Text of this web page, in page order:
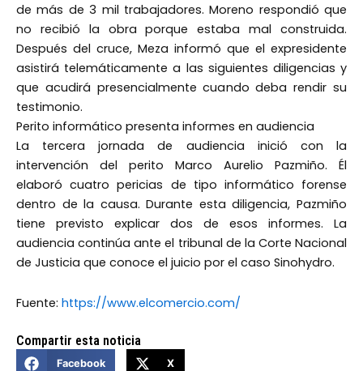
de más de 3 mil trabajadores. Moreno respondió que
no recibió la obra porque estaba mal construida.
Después del cruce, Meza informó que el expresidente
asistirá telemáticamente a las siguientes diligencias y
que acudirá presencialmente cuando deba rendir su
testimonio.
Perito informático presenta informes en audiencia
La tercera jornada de audiencia inició con la
intervención del perito Marco Aurelio Pazmiño. Él
elaboró cuatro pericias de tipo informático forense
dentro de la causa. Durante esta diligencia, Pazmiño
tiene previsto explicar dos de esos informes. La
audiencia continúa ante el tribunal de la Corte Nacional
de Justicia que conoce el juicio por el caso Sinohydro.
Fuente: https://www.elcomercio.com/
Compartir esta noticia
Facebook X